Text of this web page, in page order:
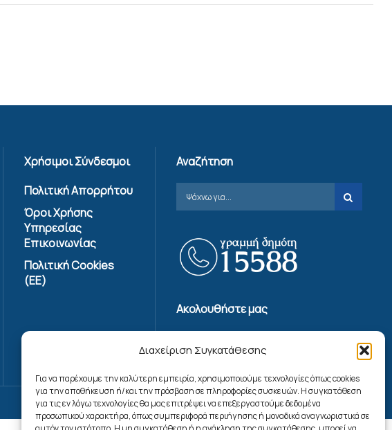
Διαχείριση Συγκατάθεσης
Για να παρέχουμε την καλύτερη εμπειρία, χρησιμοποιούμε τεχνολογίες όπως cookies
για την αποθήκευση ή/και την πρόσβαση σε πληροφορίες συσκευών. Η συγκατάθεση
για τις εν λόγω τεχνολογίες θα μας επιτρέψει να επεξεργαστούμε δεδομένα
προσωπικού χαρακτήρα, όπως συμπεριφορά περιήγησης ή μοναδικά αναγνωριστικά σε
Χρήσιμοι Σύνδεσμοι
Πολιτική Απορρήτου
Όροι Χρήσης
Υπηρεσίας
Επικοινωνίας
Πολιτική Cookies
(ΕΕ)
Αναζήτηση
Ακολουθήστε μας